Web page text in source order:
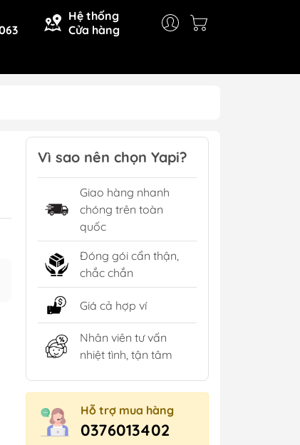
Hệ thống
Cửa hàng
Vì sao nên chọn Yapi?
Giao hàng nhanh
chóng trên toàn
quốc
Đóng gói cẩn thận,
chắc chắn
Giá cả hợp ví
Nhân viên tư vấn
nhiệt tình, tận tâm
Hỗ trợ mua hàng
0376013402